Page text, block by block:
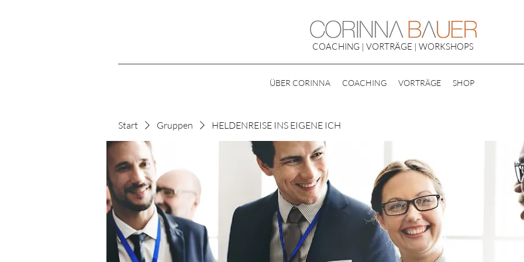
COACHING | VORTRÄGE | WORKSHOPS
Start Gruppen HELDENREISE INS EIGENE ICH
ÜBER CORINNA COACHING VORTRÄGE SHOP